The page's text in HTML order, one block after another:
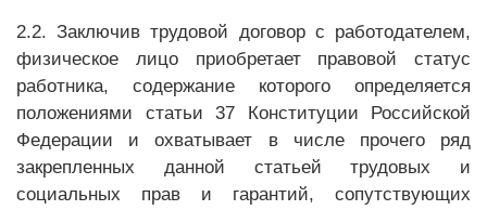
2.2. Заключив трудовой договор с работодателем,
физическое лицо приобретает правовой статус
работника, содержание которого определяется
положениями статьи 37 Конституции Российской
Федерации и охватывает в числе прочего ряд
закрепленных данной статьей трудовых и
социальных прав и гарантий, сопутствующих